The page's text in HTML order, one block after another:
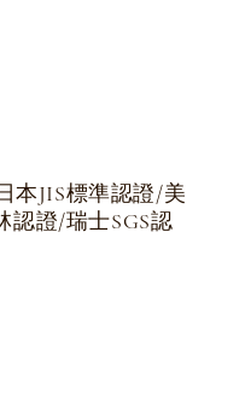
本JIS標準認證/美
認證/瑞士SGS認